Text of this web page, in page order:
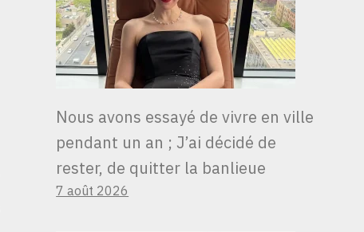
Nous avons essayé de vivre en ville
pendant un an ; J’ai décidé de
rester, de quitter la banlieue
7 août 2026